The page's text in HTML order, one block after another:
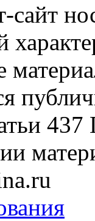
сайт
437